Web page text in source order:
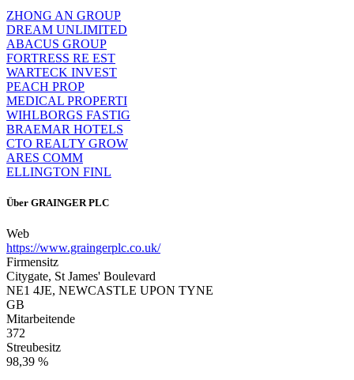
ZHONG AN GROUP
DREAM UNLIMITED
ABACUS GROUP
FORTRESS RE EST
WARTECK INVEST
PEACH PROP
MEDICAL PROPERTI
WIHLBORGS FASTIG
BRAEMAR HOTELS
CTO REALTY GROW
ARES COMM
ELLINGTON FINL
Über GRAINGER PLC
Web
https://www.graingerplc.co.uk/
Firmensitz
Citygate, St James' Boulevard
NE1 4JE, NEWCASTLE UPON TYNE
GB
Mitarbeitende
372
Streubesitz
98,39 %